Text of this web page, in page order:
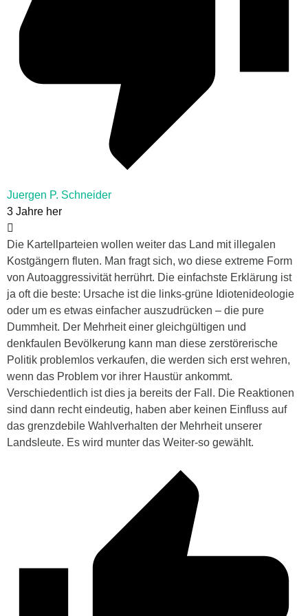
Juergen P. Schneider
3 Jahre her
Die Kartellparteien wollen weiter das Land mit illegalen
Kostgängern fluten. Man fragt sich, wo diese extreme Form
von Autoaggressivität herrührt. Die einfachste Erklärung ist
ja oft die beste: Ursache ist die links-grüne Idiotenideologie
oder um es etwas einfacher auszudrücken – die pure
Dummheit. Der Mehrheit einer gleichgültigen und
denkfaulen Bevölkerung kann man diese zerstörerische
Politik problemlos verkaufen, die werden sich erst wehren,
wenn das Problem vor ihrer Haustür ankommt.
Verschiedentlich ist dies ja bereits der Fall. Die Reaktionen
sind dann recht eindeutig, haben aber keinen Einfluss auf
das grenzdebile Wahlverhalten der Mehrheit unserer
Landsleute. Es wird munter das Weiter-so gewählt.